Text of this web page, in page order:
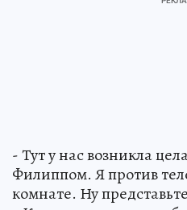
- Тут у нас возникла
Филиппом. Я против
комнате. Ну